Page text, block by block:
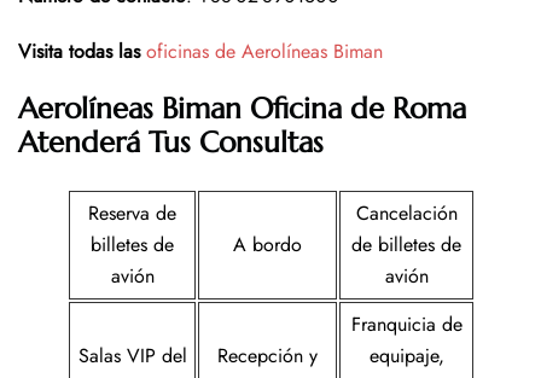
Visita todas las oficinas de Aerolíneas Biman
Aerolíneas Biman Oficina de Roma
Atenderá Tus Consultas
Reserva de
billetes de
avión
A bordo
Cancelación
de billetes de
avión
Salas VIP del
Recepción y
Franquicia de
equipaje,